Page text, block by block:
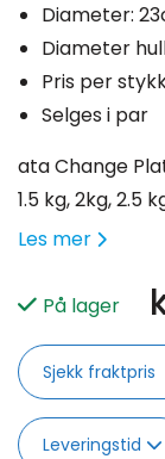
Diameter:
Diameter
Pris per
Selges i par
ata Change
1.5 kg, 2kg, 2.5
Les mer
På lager
Sjekk fraktpris
Leveringstid